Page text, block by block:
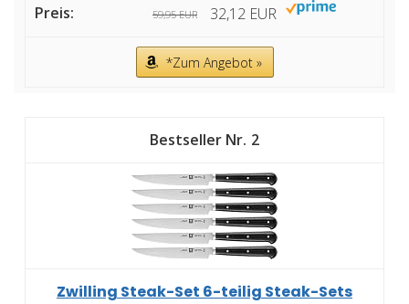
59,95 EUR 32,12 EUR
*Zum Angebot »
2
Zwilling Steak-Set 6-teilig Steak-Sets